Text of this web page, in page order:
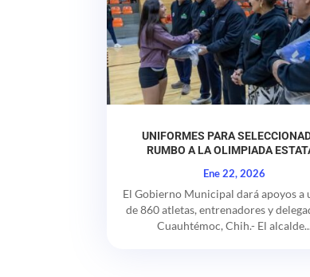
UNIFORMES PARA
RUMBO A LA OLIMPIADA
Ene 22, 2026
El Gobierno Municipal dará apoyos a
de 860 atletas, entrenadores y
Cuauhtémoc, Chih.- El alcalde...